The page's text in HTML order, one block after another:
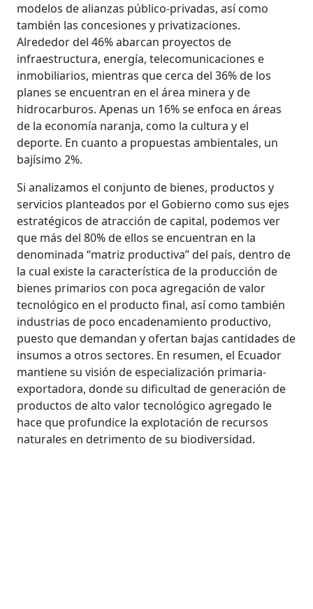
modelos de alianzas público-privadas, así como
también las concesiones y privatizaciones.
Alrededor del 46% abarcan proyectos de
infraestructura, energía, telecomunicaciones e
inmobiliarios, mientras que cerca del 36% de los
planes se encuentran en el área minera y de
hidrocarburos. Apenas un 16% se enfoca en áreas
de la economía naranja, como la cultura y el
deporte. En cuanto a propuestas ambientales, un
bajísimo 2%.
Si analizamos el conjunto de bienes, productos y
servicios planteados por el Gobierno como sus ejes
estratégicos de atracción de capital, podemos ver
que más del 80% de ellos se encuentran en la
denominada “matriz productiva” del país, dentro de
la cual existe la característica de la producción de
bienes primarios con poca agregación de valor
tecnológico en el producto final, así como también
industrias de poco encadenamiento productivo,
puesto que demandan y ofertan bajas cantidades de
insumos a otros sectores. En resumen, el Ecuador
mantiene su visión de especialización primaria-
exportadora, donde su dificultad de generación de
productos de alto valor tecnológico agregado le
hace que profundice la explotación de recursos
naturales en detrimento de su biodiversidad.